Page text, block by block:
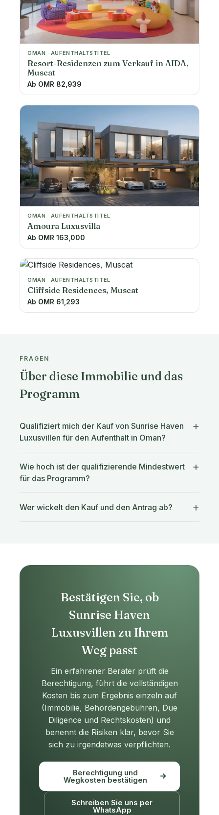
OMAN · AUFENTHALTSTITEL
Resort-Residenzen zum Verkauf in AIDA,
Muscat
Ab OMR 82,939
OMAN · AUFENTHALTSTITEL
Amoura Luxusvilla
Ab OMR 163,000
OMAN · AUFENTHALTSTITEL
Cliffside Residences, Muscat
Ab OMR 61,293
FRAGEN
Über diese Immobilie und das
Programm
Qualifiziert mich der Kauf von Sunrise Haven
Luxusvillen für den Aufenthalt in Oman?
Wie hoch ist der qualifizierende Mindestwert
für das Programm?
Wer wickelt den Kauf und den Antrag ab?
Bestätigen Sie, ob
Sunrise Haven
Luxusvillen zu Ihrem
Weg passt
Ein erfahrener Berater prüft die
Berechtigung, führt die vollständigen
Kosten bis zum Ergebnis einzeln auf
(Immobilie, Behördengebühren, Due
Diligence und Rechtskosten) und
benennt die Risiken klar, bevor Sie
sich zu irgendetwas verpflichten.
Berechtigung und
Wegkosten bestätigen
Schreiben Sie uns per
WhatsApp